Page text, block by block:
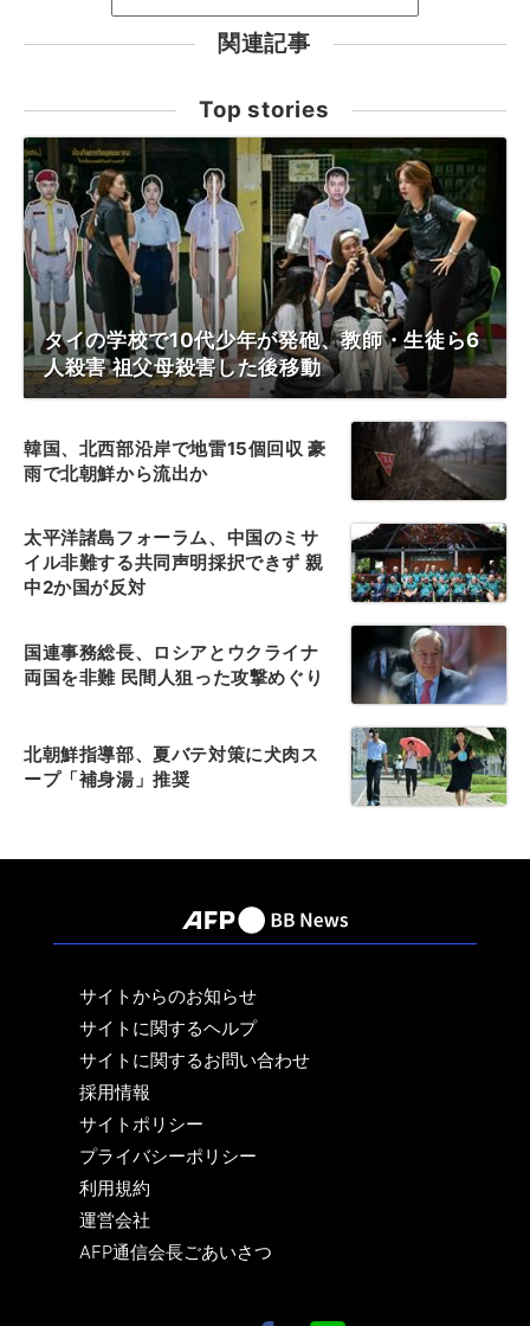
関連記事
Top stories
タイの学校で10代少年が発砲、教師・生徒ら6
人殺害 祖父母殺害した後移動
韓国、北西部沿岸で地雷15個回収 豪
雨で北朝鮮から流出か
太平洋諸島フォーラム、中国のミサ
イル非難する共同声明採択できず 親
中2か国が反対
国連事務総長、ロシアとウクライナ
両国を非難 民間人狙った攻撃めぐり
北朝鮮指導部、夏バテ対策に犬肉ス
ープ「補身湯」推奨
サイトからのお知らせ
サイトに関するヘルプ
サイトに関するお問い合わせ
採用情報
サイトポリシー
プライバシーポリシー
利用規約
運営会社
AFP通信会長ごあいさつ